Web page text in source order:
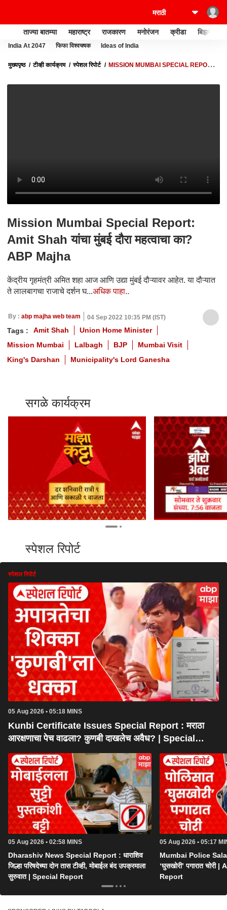
ताज्या बातम्या महाराष्ट्र राजकारण मनोरंजन क्रीडा बिझनेस
India At 2047 फिफा विश्वचषक Ideas of India
मुख्यपृष्ठ टीव्ही कार्यक्रम स्पेशल रिपोर्ट
MISSION MUMBAI SPECIAL REPORT:
Mission Mumbai Special Report:
Amit Shah यांचा मुंबई दौरा महत्वाचा का?
ABP Majha
केंद्रीय गृहमंत्री अमित शहा आज आणि उद्या मुंबई दौऱ्यावर आहेत. या दौऱ्यात
ते लालबागचा राजाचे दर्शन घ...अधिक पाहा..
By : abp majha web team 04 Sep 2022 10:35 PM (IST)
Tags : Amit Shah
Union Home Minister
Mission Mumbai
Lalbagh BJP
Mumbai Visit
King's Darshan
Municipality's Lord Ganesha
सगळे कार्यक्रम
स्पेशल रिपोर्ट
स्पेशल रिपोर्ट
05 Aug 2026 • 05:18 MINS
Kunbi Certificate Issues Special Report : मराठा
आरक्षणाचा पेच वाढला? कुणबी दाखलेच अवैध? | Special
Report
05 Aug 2026 • 02:58 MINS
Dharashiv News Special Report : धाराशिव
जिल्हा परिषदेच्या दोन तास टीव्ही, मोबाईल बंद उपक्रमाला
सुरुवात | Special Report
05 Aug 2026 • 05:17
Mumbai Police
‘घुसखोरी’ पगारात
Report